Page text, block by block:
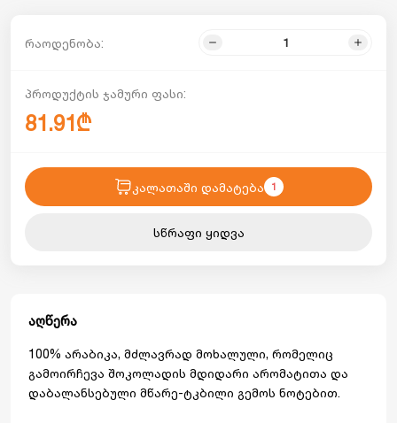
რაოდენობა:
პროდუქტის ჯამური ფასი:
81.91₾
კალათაში დამატება 1
სწრაფი ყიდვა
აღწერა
100% არაბიკა, მძლავრად მოხალული, რომელიც
გამოირჩევა შოკოლადის მდიდარი არომატითა და
დაბალანსებული მწარე-ტკბილი გემოს ნოტებით.